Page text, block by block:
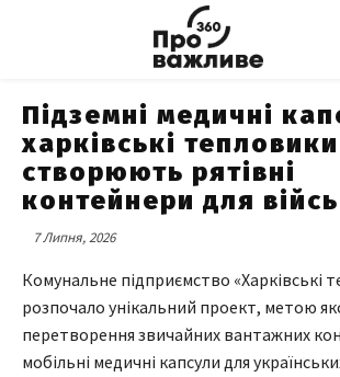
Підземні медичні
харківські тепловики
створюють рятівні
контейнери для
7 Липня, 2026
Комунальне підприємство «Харківські
розпочало унікальний проект, метою
перетворення звичайних вантажних
мобільні медичні капсули для